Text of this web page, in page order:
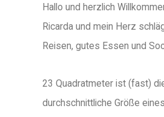
Hallo und herzlich
Ricarda und mein Herz
Reisen, gutes Essen und
23 Quadratmeter ist (fast)
durchschnittliche Größe